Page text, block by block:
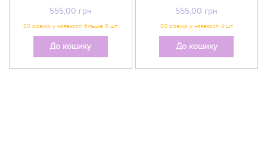
555,00 грн
До кошику
555,00 грн
До кошику